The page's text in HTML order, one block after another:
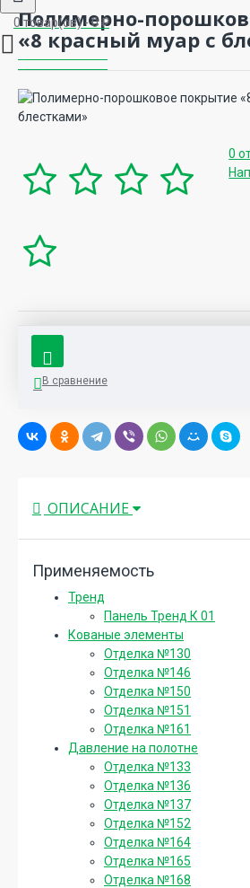
0 товар(ов) - 0 ₽
Полимерно-
«8 красный муар с
0
В сравнение
ОПИСАНИЕ
Применяемость
Тренд
Панель Тренд К 01
Кованые элементы
Отделка №130
Отделка №146
Отделка №150
Отделка №151
Отделка №161
Давление на полотне
Отделка №133
Отделка №136
Отделка №137
Отделка №152
Отделка №164
Отделка №165
Отделка №168